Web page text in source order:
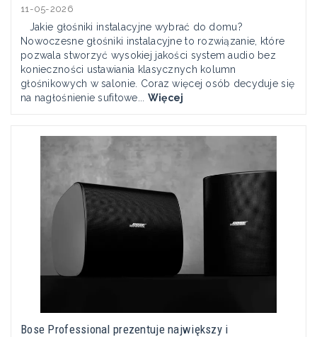
11-05-2026
Jakie głośniki instalacyjne wybrać do domu?
Nowoczesne głośniki instalacyjne to rozwiązanie, które
pozwala stworzyć wysokiej jakości system audio bez
konieczności ustawiania klasycznych kolumn
głośnikowych w salonie. Coraz więcej osób decyduje się
na nagłośnienie sufitowe... Więcej
Bose Professional prezentuje największy i